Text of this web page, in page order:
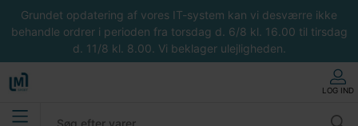
Grundet opdatering af vores IT-system kan vi desværre ikke
behandle ordrer i perioden fra torsdag d. 6/8 kl. 16.00 til tirsdag
d. 11/8 kl. 8.00. Vi beklager ulejligheden.
LOG IND